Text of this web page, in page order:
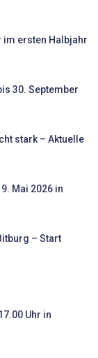
im ersten Halbjahr
30. September
stark – Aktuelle
Mai 2026 in
– Start
Uhr in